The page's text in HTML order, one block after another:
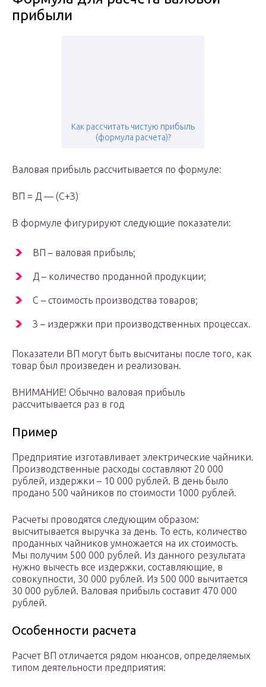
прибыли
Как рассчитать чистую прибыль
(формула расчета)?
Валовая прибыль рассчитывается по формуле:
ВП = Д — (С+З)
В формуле фигурируют следующие показатели:
ВП – валовая прибыль;
Д – количество проданной продукции;
С – стоимость производства товаров;
З – издержки при производственных процессах.
Показатели ВП могут быть высчитаны после того, как
товар был произведен и реализован.
ВНИМАНИЕ! Обычно валовая прибыль
рассчитывается раз в год
Пример
Предприятие изготавливает электрические чайники.
Производственные расходы составляют 20 000
рублей, издержки – 10 000 рублей. В день было
продано 500 чайников по стоимости 1000 рублей.
Расчеты проводятся следующим образом:
высчитывается выручка за день. То есть, количество
проданных чайников умножается на их стоимость.
Мы получим 500 000 рублей. Из данного результата
нужно вычесть все издержки, составляющие, в
совокупности, 30 000 рублей. Из 500 000 вычитается
30 000 рублей. Валовая прибыль составит 470 000
рублей.
Особенности расчета
Расчет ВП отличается рядом нюансов, определяемых
типом деятельности предприятия: